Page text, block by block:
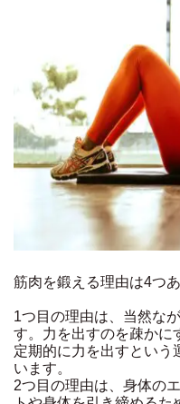
筋肉を鍛える理由は4つあ
1つ目の理由は、当然な
す。力を出すのを疎かに
定期的に力を出すという
います。
2つ目の理由は、身体の